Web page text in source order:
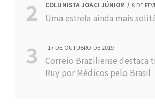
COLUNISTA JOACI JÚNIOR 8 DE
Uma estrela ainda mais
17 DE OUTUBRO DE 2019
Correio Braziliense destaca
Ruy por Médicos pelo Brasil